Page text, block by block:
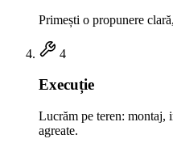
Primești o propunere
4
Execuție
Lucrăm pe teren: montaj,
agreate.